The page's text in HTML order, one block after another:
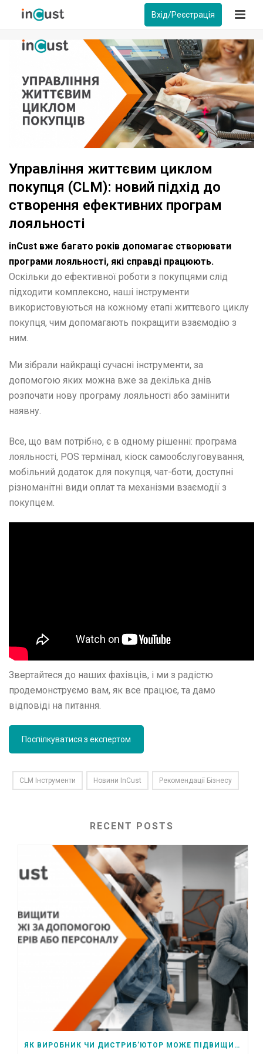
Вхід/Реєстрація
Управління життєвим циклом
покупця (CLM): новий підхід до
створення ефективних програм
лояльності
inCust вже багато років допомагає створювати
програми лояльності, які справді працюють.
Оскільки до ефективної роботи з покупцями слід
підходити комплексно, наші інструменти
використовуються на кожному етапі життєвого циклу
покупця, чим допомагають покращити взаємодію з
ним.
Ми зібрали найкращі сучасні інструменти, за
допомогою яких можна вже за декілька днів
розпочати нову програму лояльності або замінити
наявну.
Все, що вам потрібно, є в одному рішенні: програма
лояльності, POS термінал, кіоск самообслуговування,
мобільний додаток для покупця, чат-боти, доступні
різноманітні види оплат та механізми взаємодії з
покупцем.
Звертайтеся до наших фахівців, і ми з радістю
продемонструємо вам, як все працює, та дамо
відповіді на питання.
Поспілкуватися з експертом
CLM Інструменти Новини InCust Рекомендації Бізнесу
RECENT POSTS
ЯК ВИРОБНИК ЧИ ДИСТРИБ’ЮТОР МОЖЕ ПІДВИЩИТИ ПРОДАЖІ ЗА ДОПОМОГОЮ ПЕРСОНАЛУ РОЗДРІБНИХ МЕРЕЖ ЧИ ПАРТНЕРІВ